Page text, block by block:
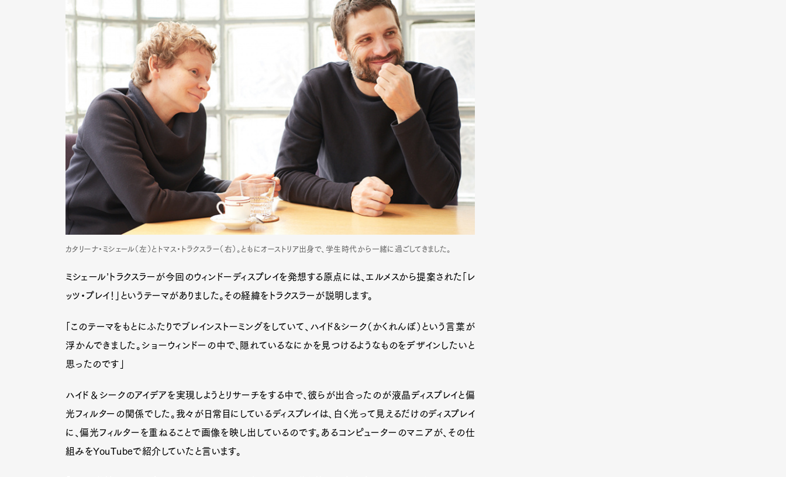
カタリーナ・ミシェール（左）とトマス・トラクスラー（右）。ともにオーストリア出身で、学生時代から一緒に過ごしてきました。
ミシェール’トラクスラーが今回のウィンドーディスプレイを発想する原点には、エルメスから提案された「レ
ッツ・プレイ！」というテーマがありました。その経緯をトラクスラーが説明します。
「このテーマをもとにふたりでブレインストーミングをしていて、ハイド&シーク（かくれんぼ）という言葉が
浮かんできました。ショーウィンドーの中で、隠れているなにかを見つけるようなものをデザインしたいと
思ったのです」
ハイド＆シークのアイデアを実現しようとリサーチをする中で、彼らが出合ったのが液晶ディスプレイと偏
光フィルターの関係でした。我々が日常目にしているディスプレイは、白く光って見えるだけのディスプレイ
に、偏光フィルターを重ねることで画像を映し出しているのです。あるコンピューターのマニアが、その仕
組みをYouTubeで紹介していたと言います。